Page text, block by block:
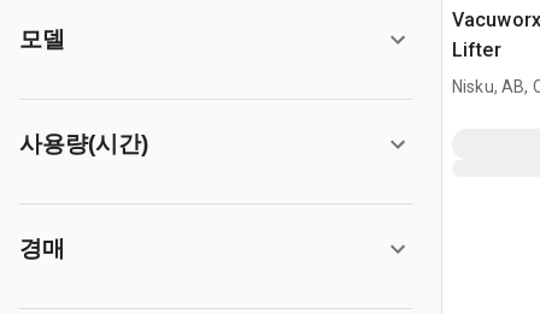
모델
사용량(시간)
경매
Lifter
Nisku, AB,